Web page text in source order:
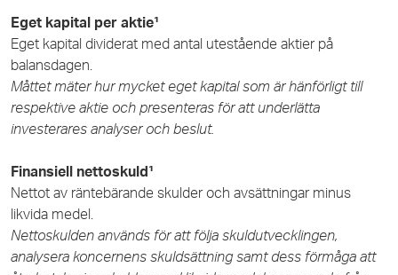
Eget kapital per aktie¹
Eget kapital dividerat med antal utestående aktier på
balansdagen.
Måttet mäter hur mycket eget kapital som är hänförligt till
respektive aktie och presenteras för att underlätta
investerares analyser och beslut.
Finansiell nettoskuld¹
Nettot av räntebärande skulder och avsättningar minus
likvida medel.
Nettoskulden används för att följa skuldutvecklingen,
analysera koncernens skuldsättning samt dess förmåga att